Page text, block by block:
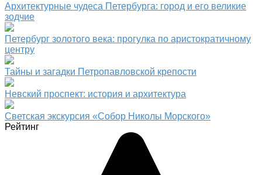
Архитектурные чудеса Петербурга: город и его великие
зодчие
Петербург золотого века: прогулка по аристократичному
центру
Тайны и загадки Петропавловской крепости
Невский проспект: история и архитектура
Светская экскурсия «Собор Николы Морского»
Рейтинг